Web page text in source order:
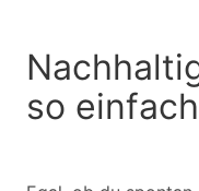
so